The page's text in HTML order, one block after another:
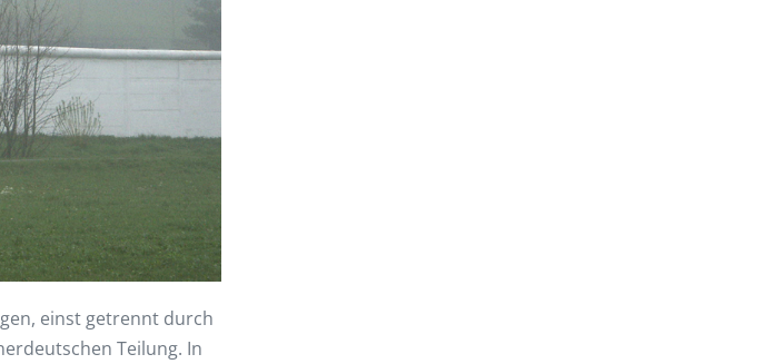
einst getrennt durch
Teilung. In